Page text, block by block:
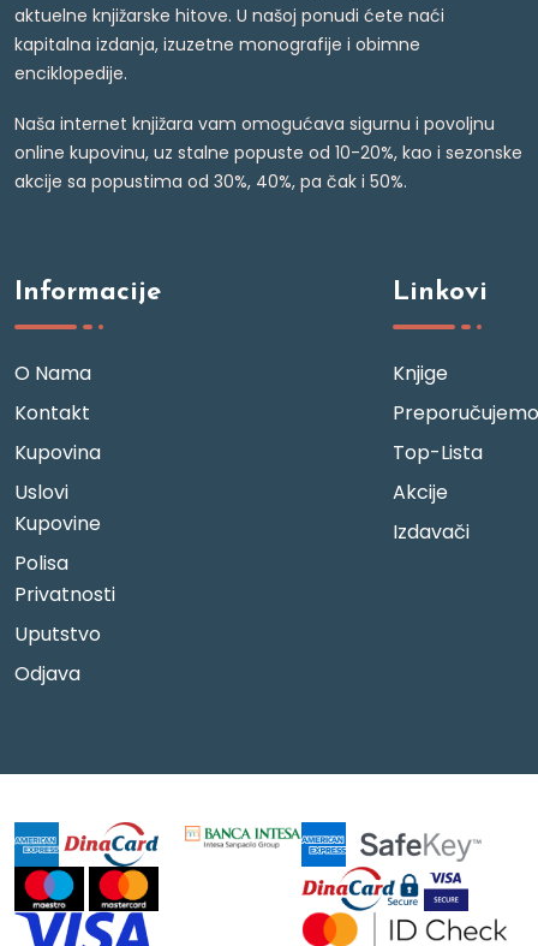
aktuelne knjižarske hitove. U našoj ponudi ćete naći
kapitalna izdanja, izuzetne monografije i obimne
enciklopedije.
Naša internet knjižara vam omogućava sigurnu i povoljnu
online kupovinu, uz stalne popuste od 10-20%, kao i sezonske
akcije sa popustima od 30%, 40%, pa čak i 50%.
Informacije
O Nama
Kontakt
Kupovina
Uslovi
Kupovine
Polisa
Privatnosti
Uputstvo
Odjava
Linkovi
Knjige
Preporučujemo
Top-Lista
Akcije
Izdavači